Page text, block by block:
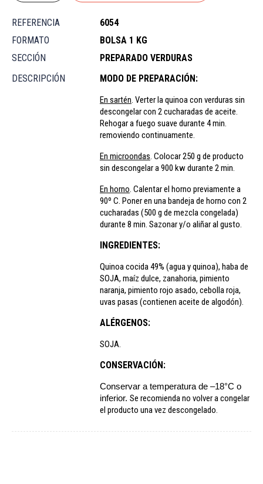
REFERENCIA
6054
FORMATO
BOLSA 1 KG
SECCIÓN
PREPARADO VERDURAS
DESCRIPCIÓN
MODO DE PREPARACIÓN:
En sartén. Verter la quinoa con verduras sin
descongelar con 2 cucharadas de aceite.
Rehogar a fuego suave durante 4 min.
removiendo continuamente.
En microondas. Colocar 250 g de producto
sin descongelar a 900 kw durante 2 min.
En horno. Calentar el horno previamente a
90º C. Poner en una bandeja de horno con 2
cucharadas (500 g de mezcla congelada)
durante 8 min. Sazonar y/o aliñar al gusto.
INGREDIENTES:
Quinoa cocida 49% (agua y quinoa), haba de
SOJA, maíz dulce, zanahoria, pimiento
naranja, pimiento rojo asado, cebolla roja,
uvas pasas (contienen aceite de algodón).
ALÉRGENOS:
SOJA.
CONSERVACIÓN:
Conservar a temperatura de –18°C o
inferior. Se recomienda no volver a congelar
el producto una vez descongelado.